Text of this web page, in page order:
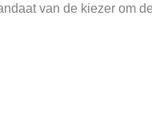
van de kiezer om